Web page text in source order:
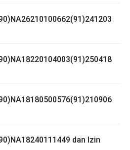
dan Izin